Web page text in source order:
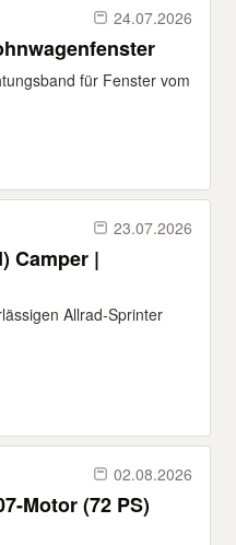
24.07.2026
für Fenster vom
23.07.2026
Camper |
Allrad-Sprinter
02.08.2026
Motor (72 PS)